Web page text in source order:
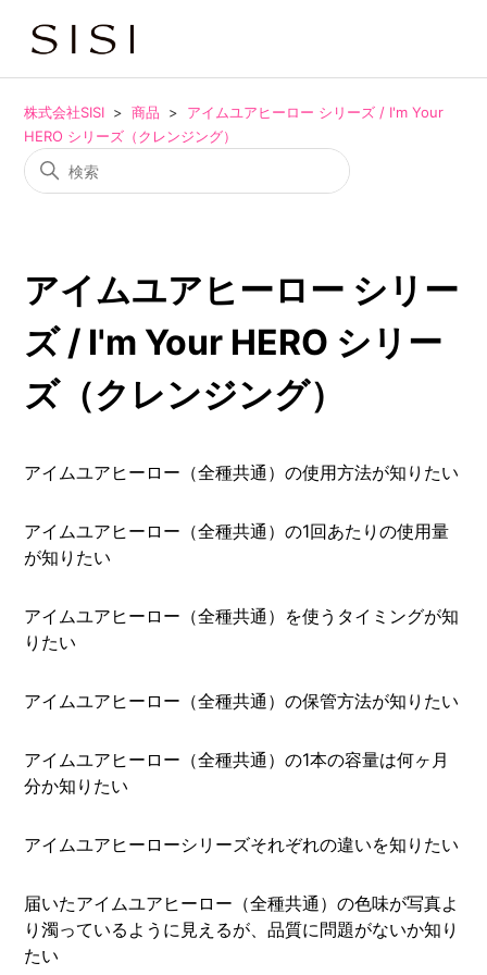
株式会社SISI 商品
アイムユアヒーロー シリーズ / I'm Your
HERO シリーズ（クレンジング）
アイムユアヒーロー シリー
ズ / I'm Your HERO シリー
ズ（クレンジング）
アイムユアヒーロー（全種共通）の使用方法が知りたい
アイムユアヒーロー（全種共通）の1回あたりの使用量
が知りたい
アイムユアヒーロー（全種共通）を使うタイミングが知
りたい
アイムユアヒーロー（全種共通）の保管方法が知りたい
アイムユアヒーロー（全種共通）の1本の容量は何ヶ月
分か知りたい
アイムユアヒーローシリーズそれぞれの違いを知りたい
届いたアイムユアヒーロー（全種共通）の色味が写真よ
り濁っているように見えるが、品質に問題がないか知り
たい